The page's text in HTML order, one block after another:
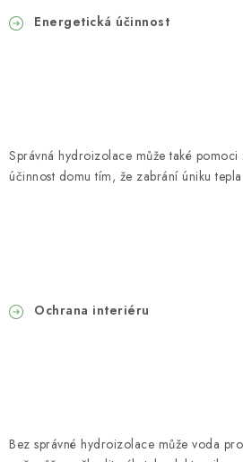
Energetická účinnost
Správná hydroizolace může také
účinnost domu tím, že zabrání úniku
Ochrana interiéru
Bez správné hydroizolace může voda